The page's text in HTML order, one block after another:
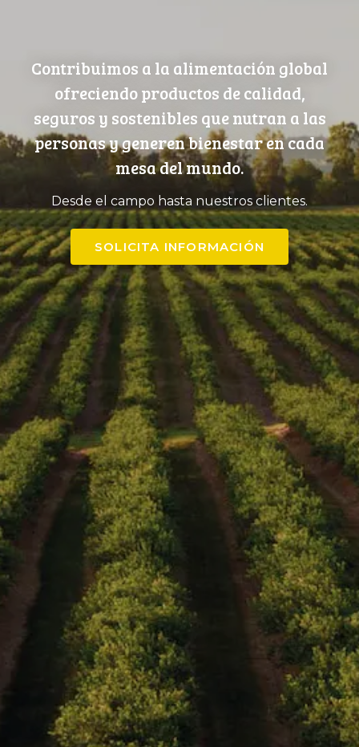
Contribuimos a la alimentación global
ofreciendo productos de calidad,
seguros y sostenibles que nutran a las
personas y generen bienestar en cada
mesa del mundo.
Desde el campo hasta nuestros clientes.
SOLICITA INFORMACIÓN